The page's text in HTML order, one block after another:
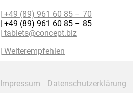
| +49 (89) 961 60 85 – 70
| +49 (89) 961 60 85 – 85
| tablets@concept.biz
| Weiterempfehlen
Impressum Datenschutzerklärung